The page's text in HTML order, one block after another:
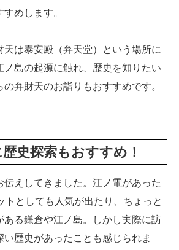
めします。
は泰安殿（弁天堂）という場所に
ノ島の起源に触れ、歴史を知りたい
弁財天のお詣りもおすすめです。
史探索もおすすめ！
えしてきました。江ノ電があった
トとしても人気が出たり、ちょっと
ある鎌倉や江ノ島。しかし実際に訪
い歴史があったことも感じられま